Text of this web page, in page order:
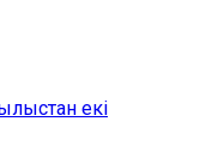
екі